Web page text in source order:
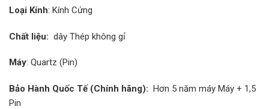
Loại Kính: Kính Cứng
Chất liệu: dây Thép không gỉ
Máy: Quartz (Pin)
Bảo Hành Quốc Tế (Chính hãng): Hơn 5 năm máy Máy + 1,5
Pin